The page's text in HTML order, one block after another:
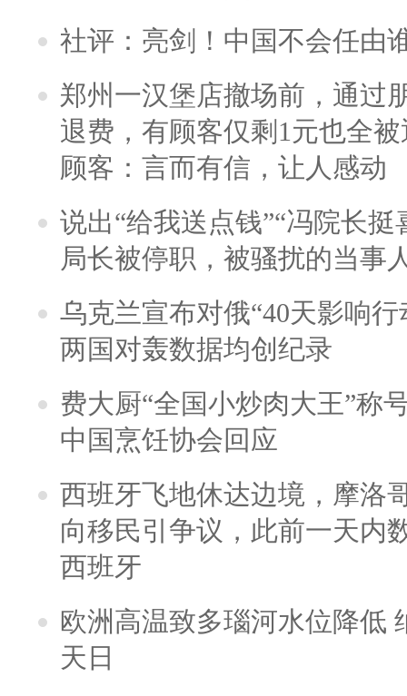
社评：亮剑！中国不会任由
郑州一汉堡店撤场前，通过
退费，有顾客仅剩1元也全
顾客：言而有信，让人感动
说出“给我送点钱”“冯院长
局长被停职，被骚扰的当事
乌克兰宣布对俄“40天影响
两国对轰数据均创纪录
费大厨“全国小炒肉大王”称
中国烹饪协会回应
西班牙飞地休达边境，摩洛
向移民引争议，此前一天内
西班牙
欧洲高温致多瑙河水位降低
天日